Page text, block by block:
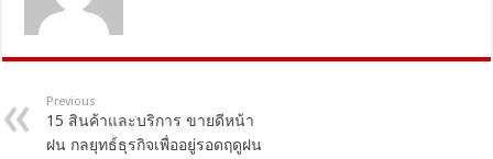
Previous
15 สินค้าและบริการ ขายดีหน้า
ฝน กลยุทธ์ธุรกิจเพื่ออยู่รอดฤดูฝน